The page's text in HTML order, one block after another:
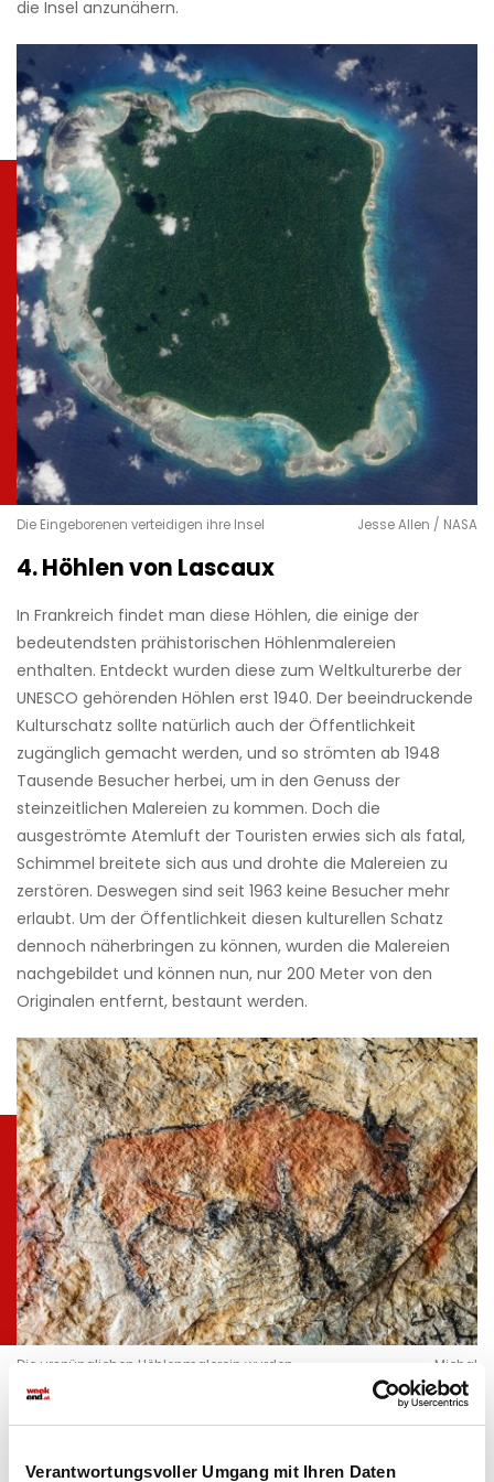
Verantwortungsvoller Umgang mit Ihren Daten
die Insel anzunähern.
Die Eingeborenen verteidigen ihre Insel Jesse Allen / NASA
4. Höhlen von Lascaux
In Frankreich findet man diese Höhlen, die einige der
bedeutendsten prähistorischen Höhlenmalereien
enthalten. Entdeckt wurden diese zum Weltkulturerbe der
UNESCO gehörenden Höhlen erst 1940. Der beeindruckende
Kulturschatz sollte natürlich auch der Öffentlichkeit
zugänglich gemacht werden, und so strömten ab 1948
Tausende Besucher herbei, um in den Genuss der
steinzeitlichen Malereien zu kommen. Doch die
ausgeströmte Atemluft der Touristen erwies sich als fatal,
Schimmel breitete sich aus und drohte die Malereien zu
zerstören. Deswegen sind seit 1963 keine Besucher mehr
erlaubt. Um der Öffentlichkeit diesen kulturellen Schatz
dennoch näherbringen zu können, wurden die Malereien
nachgebildet und können nun, nur 200 Meter von den
Originalen entfernt, bestaunt werden.
Die urspünglichen Höhlenmalerein wurden
für Toruisten gesperrrt
Michal
Boubin/iStock/Think
stock